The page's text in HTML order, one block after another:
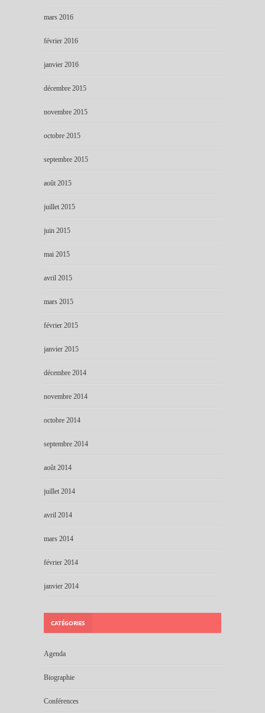
mars 2016
février 2016
janvier 2016
décembre 2015
novembre 2015
octobre 2015
septembre 2015
août 2015
juillet 2015
juin 2015
mai 2015
avril 2015
mars 2015
février 2015
janvier 2015
décembre 2014
novembre 2014
octobre 2014
septembre 2014
août 2014
juillet 2014
avril 2014
mars 2014
février 2014
janvier 2014
CATÉGORIES
Agenda
Biographie
Conférences